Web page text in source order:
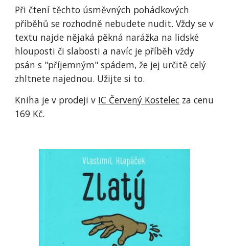
Při čtení těchto úsměvných pohádkových
příběhů se rozhodně nebudete nudit. Vždy se v
textu najde nějaká pěkná narážka na lidské
hlouposti či slabosti a navíc je příběh vždy
psán s "příjemným" spádem, že jej určitě celý
zhltnete najednou. Užijte si to.
Kniha je v prodeji v IC Červený Kostelec za cenu
169 Kč.